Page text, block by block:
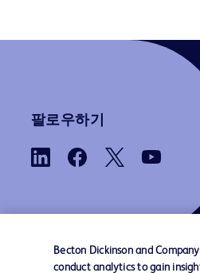
팔로우하기
Becton Dickinson and
conduct analytics to gain